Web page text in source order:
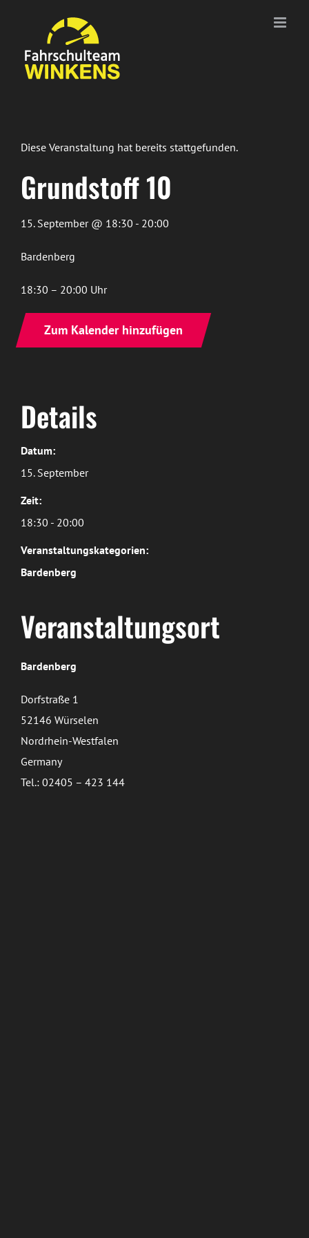
springen
Diese Veranstaltung hat bereits stattgefunden.
Grundstoff 10
15. September @ 18:30 - 20:00
Bardenberg
18:30 – 20:00 Uhr
Zum Kalender hinzufügen
Details
Datum:
15. September
Zeit:
18:30 - 20:00
Veranstaltungskategorien:
Bardenberg
Veranstaltungsort
Bardenberg
Dorfstraße 1
52146 Würselen
Nordrhein-Westfalen
Germany
Tel.: 02405 – 423 144